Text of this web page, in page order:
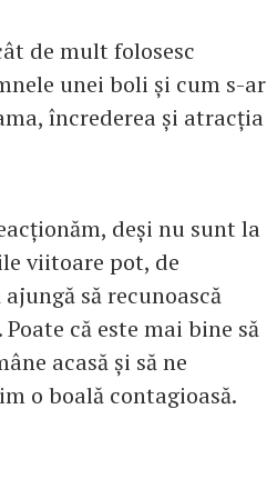
de mult folosesc
unei boli și cum s-ar
încrederea și atracția
deși nu sunt la
viitoare pot, de
să recunoască
că este mai bine să
acasă și să ne
o boală contagioasă.